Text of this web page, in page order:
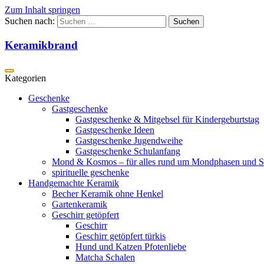
Zum Inhalt springen
Suchen nach:
Keramikbrand
Geschenke
Gastgeschenke
Gastgeschenke & Mitgebsel für Kindergeburtstag
Gastgeschenke Ideen
Gastgeschenke Jugendweihe
Gastgeschenke Schulanfang
Mond & Kosmos – für alles rund um Mondphasen und
spirituelle geschenke
Handgemachte Keramik
Becher Keramik ohne Henkel
Gartenkeramik
Geschirr getöpfert
Geschirr
Geschirr getöpfert türkis
Hund und Katzen Pfotenliebe
Matcha Schalen